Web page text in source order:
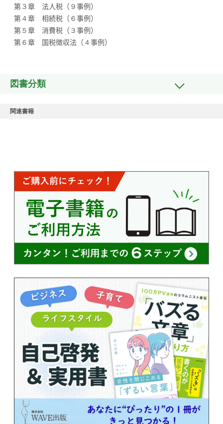
第３章 法人税（９事例）
第４章 相続税（６事例）
第５章 消費税（３事例）
第６章 国税徴収法（４事例）
図書分類
関連書籍